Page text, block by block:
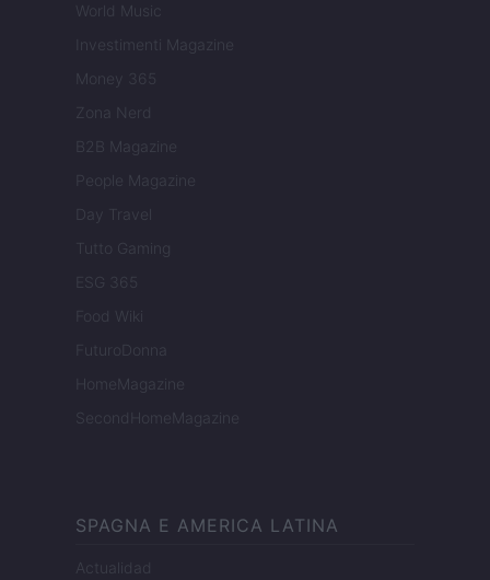
World Music
Investimenti Magazine
Money 365
Zona Nerd
B2B Magazine
People Magazine
Day Travel
Tutto Gaming
ESG 365
Food Wiki
FuturoDonna
HomeMagazine
SecondHomeMagazine
SPAGNA E AMERICA LATINA
Actualidad